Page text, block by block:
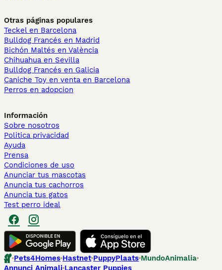
Otras páginas populares
Teckel en Barcelona
Bulldog Francés en Madrid
Bichón Maltés en València
Chihuahua en Sevilla
Bulldog Francés en Galicia
Caniche Toy en venta en Barcelona
Perros en adopcion
Información
Sobre nosotros
Politica privacidad
Ayuda
Prensa
Condiciones de uso
Anunciar tus mascotas
Anuncia tus cachorros
Anuncia tus gatos
Test perro ideal
Pets4Homes Hastnet PuppyPlaats MundoAnimalia